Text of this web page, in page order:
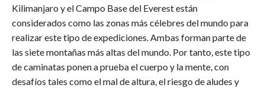
Kilimanjaro y el Campo Base del Everest están
considerados como las zonas más célebres del mundo para
realizar este tipo de expediciones. Ambas forman parte de
las siete montañas más altas del mundo. Por tanto, este tipo
de caminatas ponen a prueba el cuerpo y la mente, con
desafíos tales como el mal de altura, el riesgo de aludes y